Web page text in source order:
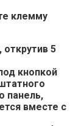
клемму
5
кнопкой
панель,
вместе с